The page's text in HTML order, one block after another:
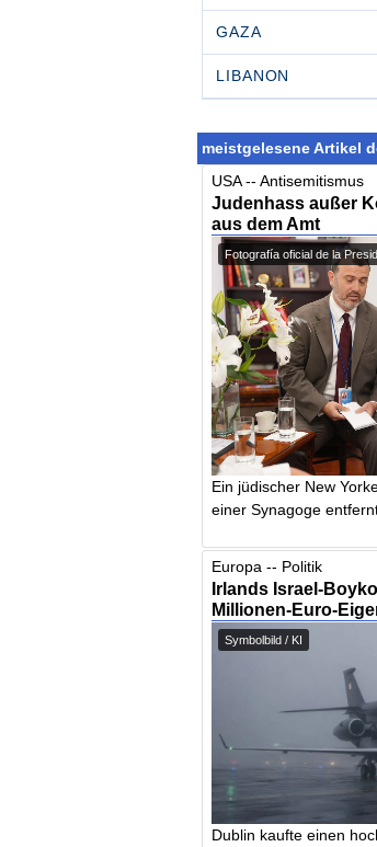
GAZA
LIBANON
meistgelesene Artikel
USA -- Antisemitismus
Judenhass außer
aus dem Amt
Fotografía oficial de la
Ein jüdischer New
einer Synagoge
Europa -- Politik
Irlands Israel-
Millionen-Euro-
Symbolbild / KI
Dublin kaufte einen